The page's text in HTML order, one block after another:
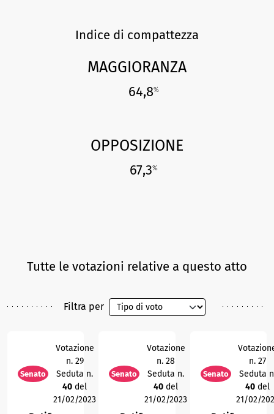
Indice di compattezza
MAGGIORANZA
64,8%
OPPOSIZIONE
67,3%
Tutte le votazioni relative a questo atto
Filtra per
Senato
Votazione
n. 29
Seduta n.
40 del
21/02/2023
Senato
Votazione
n. 28
Seduta n.
40 del
21/02/2023
Senato
n. 27
Seduta
40del
21/02/